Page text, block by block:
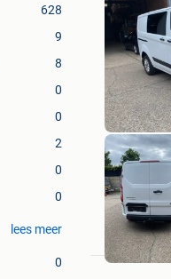
628
9
8
0
0
2
0
0
lees meer
0
Temse